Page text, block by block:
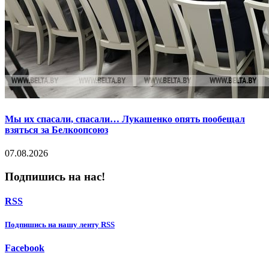
Мы их спасали, спасали… Лукашенко опять пообещал
взяться за Белкоопсоюз
07.08.2026
Подпишись на нас!
RSS
Подпишиcь на нашу ленту RSS
Facebook